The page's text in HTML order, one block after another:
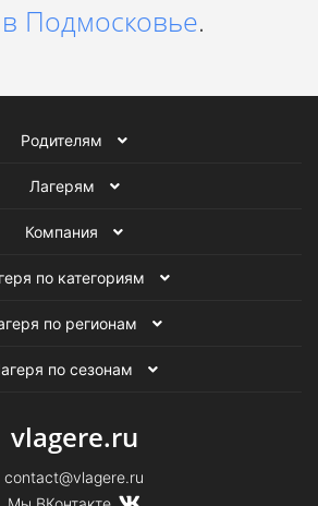
в Подмосковье.
Родителям
Лагерям
Компания
по категориям
по регионам
по сезонам
vlagere.ru
contact@vlagere.ru